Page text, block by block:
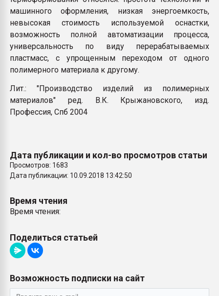
машинного оформления, низкая энергоемкость,
невысокая стоимость используемой оснастки,
возможность полной автоматизации процесса,
универсальность по виду перерабатываемых
пластмасс, с упрощенным переходом от одного
полимерного материала к другому.
Лит.: "Производство изделий из полимерных
материалов" ред. В.К. Крыжановского, изд.
Профессия, Спб 2004
Дата публикации и кол-во просмотров статьи
Просмотров: 1683
Дата публикации: 10.09.2018 13:42:50
Время чтения
Время чтения:
Поделиться статьей
Возможность подписки на сайт